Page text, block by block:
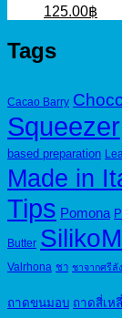
Original
150.00฿.
125.00฿
Tags
Cacao Barry
Squeezer
based preparation
Made in
Tips Pomona
Butter
Valrhona ชา ชาจากศรีลั
ถาดขนมอบ ถาดสี่เห